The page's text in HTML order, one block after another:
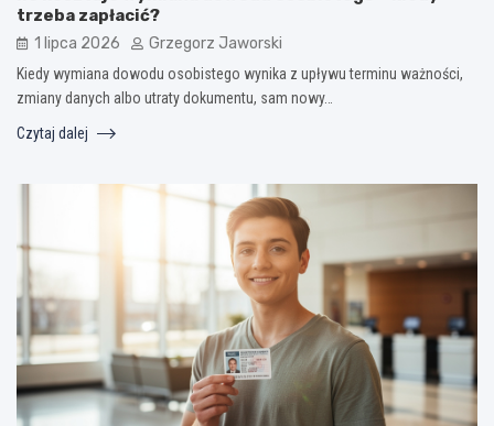
trzeba zapłacić?
1 lipca 2026 Grzegorz Jaworski
Kiedy wymiana dowodu osobistego wynika z upływu terminu ważności,
zmiany danych albo utraty dokumentu, sam nowy…
Czytaj dalej